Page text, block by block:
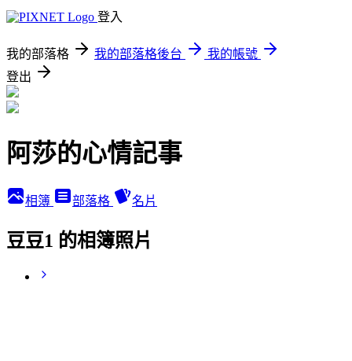
登入
我的部落格 我的部落格後台
我的帳號
登出
阿莎的心情記事
相簿 部落格 名片
豆豆1 的相簿照片